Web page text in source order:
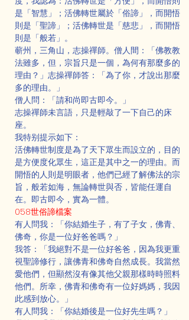
是「智慧」；活佛轉世屬於「俗諦」，而開悟
則是「聖諦」；活佛轉世是「慈悲」，而開悟
則是「般若」。
蕲州，三角山，志操禪師。僧人間：「佛教教
法雖多，但，宗旨只是一個，為何有那麼多的
理由？」志操禪師答：「為了你，才說出那麼
多的理由。」
僧人問：「請和尚即古即今。」
志操禪師未言語，只是輕敲了一下自己的床
座。
我特别提示如下：
活佛轉世制度是為了天下眾生而設立的，目的
是方便度化眾生，這正是其中之一的理由。而
開悟的人則是明眼者，他們已經了解佛法的宗
旨，般若如海，無論轉世與否，皆能任運自
在。即古即今，實為一體。
058世俗諦檔案
有人問我：「你結婚生子，有了子女，佛青、
佛奇，你是一位好爸爸嗎？」
我答：「我絕對不是一位好爸爸，因為我更重
視聖諦修行，讓佛青和佛奇自然成長。我當然
愛他們，但顯然沒有像其他父親那樣時時照料
他們。所幸，佛青和佛奇有一位好媽媽，我因
此感到放心。」
有人問我：「你結婚後是一位好先生嗎？」